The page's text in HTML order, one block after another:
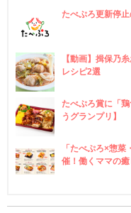
たべぷろ更新停
【動画】揖保乃
レシピ2選
たべぷろ賞に「
うグランプリ】
「たべぷろ×惣
催！働くママの